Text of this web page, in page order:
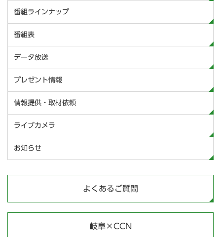
番組ラインナップ
番組表
データ放送
プレゼント情報
情報提供・取材依頼
ライブカメラ
お知らせ
よくあるご質問
岐阜×CCN